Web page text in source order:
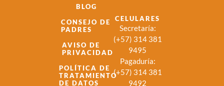
BLOG
CONSEJO DE
PADRES
AVISO DE
PRIVACIDAD
POLÍTICA DE
TRATAMIENTO
DE DATOS
CELULARES
Secretaría:
(+57) 314 381
9495
Pagaduría:
(+57) 314 381
9492